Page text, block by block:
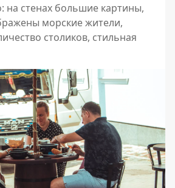
на стенах большие картины,
морские жители,
столиков, стильная